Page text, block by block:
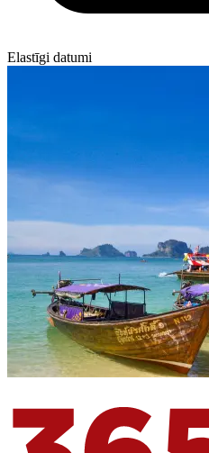
Elastīgi datumi